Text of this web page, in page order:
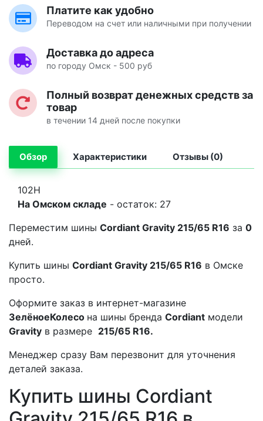
Платите как удобно
Переводом на счет или наличными при получении
Доставка до адреса
по городу Омск - 500 руб
Полный возврат денежных средств за
товар
в течении 14 дней после покупки
Обзор Характеристики Отзывы (0)
102H
На Омском складе - остаток: 27
Переместим шины Cordiant Gravity 215/65 R16 за 0
дней.
Купить шины Cordiant Gravity 215/65 R16 в Омске
просто.
Оформите заказ в интернет-магазине
ЗелёноеКолесо на шины бренда Cordiant модели
Gravity в размере 215/65 R16.
Менеджер сразу Вам перезвонит для уточнения
деталей заказа.
Купить шины Cordiant